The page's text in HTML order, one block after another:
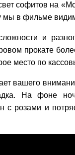
софитов на
мы в фильме
и
прокате
место по
вашего
На фоне
с розами и